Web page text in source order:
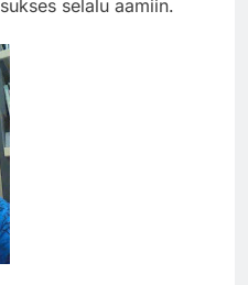
selalu aamiin.